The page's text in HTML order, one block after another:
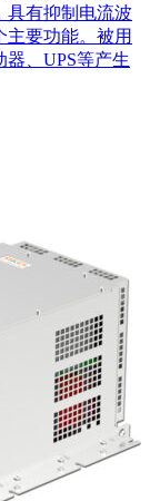
具有抑制电流波
要功能。被用
、UPS等产生